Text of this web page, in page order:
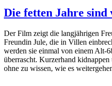
Die fetten Jahre sind
Der Film zeigt die langjährigen
Freundin Jule, die in Villen
werden sie einmal von einem Alt-
überrascht. Kurzerhand
ohne zu wissen, wie es